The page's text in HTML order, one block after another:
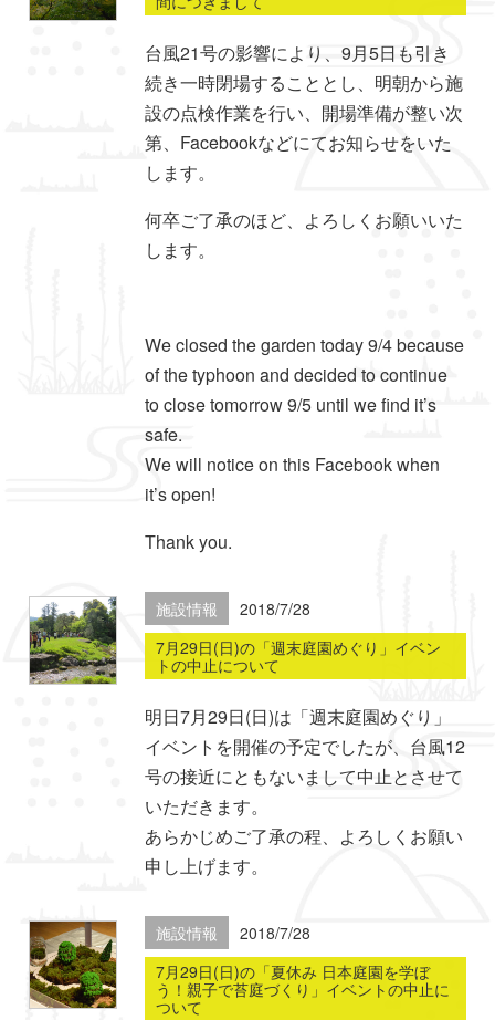
台風21号の影響により、9月5日も引き
続き一時閉場することとし、明朝から施
設の点検作業を行い、開場準備が整い次
第、Facebookなどにてお知らせをいた
します。
何卒ご了承のほど、よろしくお願いいた
します。
We closed the garden today 9/4 because
of the typhoon and decided to continue
to close tomorrow 9/5 until we find it’s
safe.
We will notice on this Facebook when
it’s open!
Thank you.
施設情報
2018/7/28
7月29日(日)の「週末庭園めぐり」イベン
トの中止について
明日7月29日(日)は「週末庭園めぐり」
イベントを開催の予定でしたが、台風12
号の接近にともないまして中止とさせて
いただきます。
あらかじめご了承の程、よろしくお願い
申し上げます。
施設情報
2018/7/28
7月29日(日)の「夏休み 日本庭園を学ぼ
う！親子で苔庭づくり」イベントの中止に
ついて